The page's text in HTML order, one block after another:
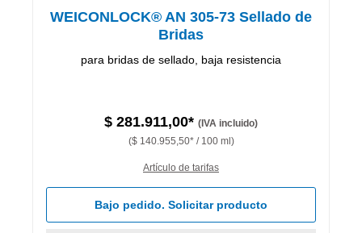
WEICONLOCK® AN 305-73 Sellado de
Bridas
para bridas de sellado, baja resistencia
$ 281.911,00* (IVA incluido)
($ 140.955,50* / 100 ml)
Artículo de tarifas
Bajo pedido. Solicitar producto